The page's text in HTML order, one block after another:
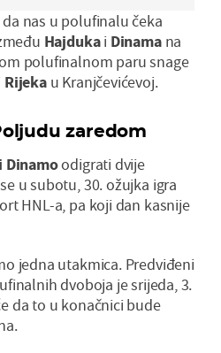
nas u polufinalu čeka
Hajdukai Dinama na
polufinalnom paru snage
Rijeka u Kranjčevićevoj.
zaredom
Dinamoodigrati dvije
u subotu, 30. ožujka igra
HNL-a, pa koji dan kasnije
jedna utakmica. Predviđeni
dvoboja je srijeda, 3.
da to u konačnici bude